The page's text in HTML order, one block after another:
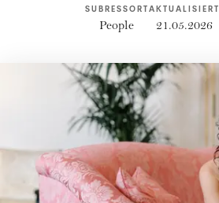
SUBRESSORT
People
AKTUALISIERT
21.05.2026